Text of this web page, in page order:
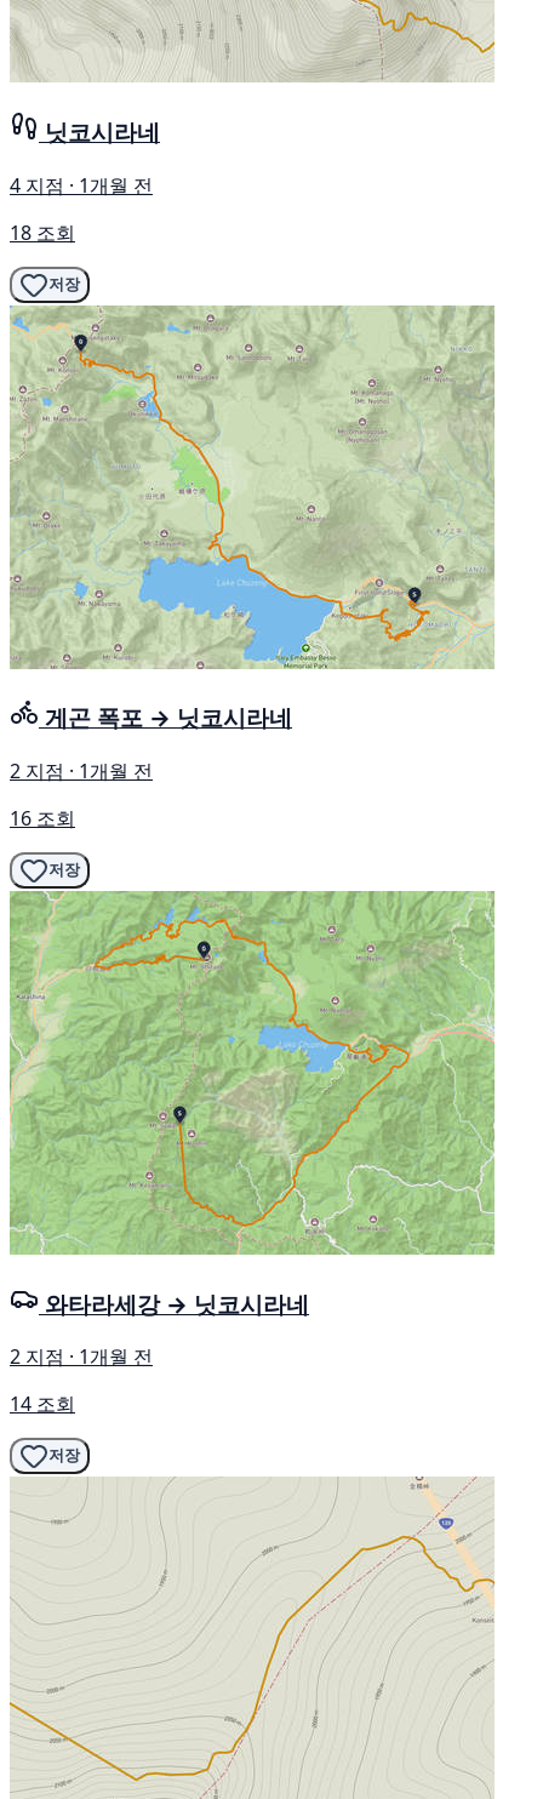
닛코시라네
4 지점 · 1개월 전
18 조회
저장
게곤 폭포 → 닛코시라네
2 지점 · 1개월 전
16 조회
저장
와타라세강 → 닛코시라네
2 지점 · 1개월 전
14 조회
저장